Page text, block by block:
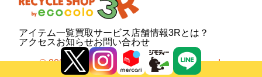
アイテム一覧買取サービス 店舗情報3Rとは？
アクセスお知らせお問い合わせ
© 2020 Your Company. All Rights Reserved.